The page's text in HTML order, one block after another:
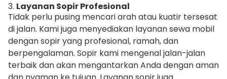
3. Layanan Sopir Profesional
Tidak perlu pusing mencari arah atau kuatir tersesat
di jalan. Kami juga menyediakan layanan sewa mobil
dengan sopir yang profesional, ramah, dan
berpengalaman. Sopir kami mengenal jalan-jalan
terbaik dan akan mengantarkan Anda dengan aman